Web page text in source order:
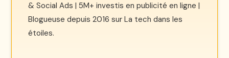
& Social Ads | 5M+ investis en publicité en ligne |
Blogueuse depuis 2016 sur La tech dans les
étoiles.